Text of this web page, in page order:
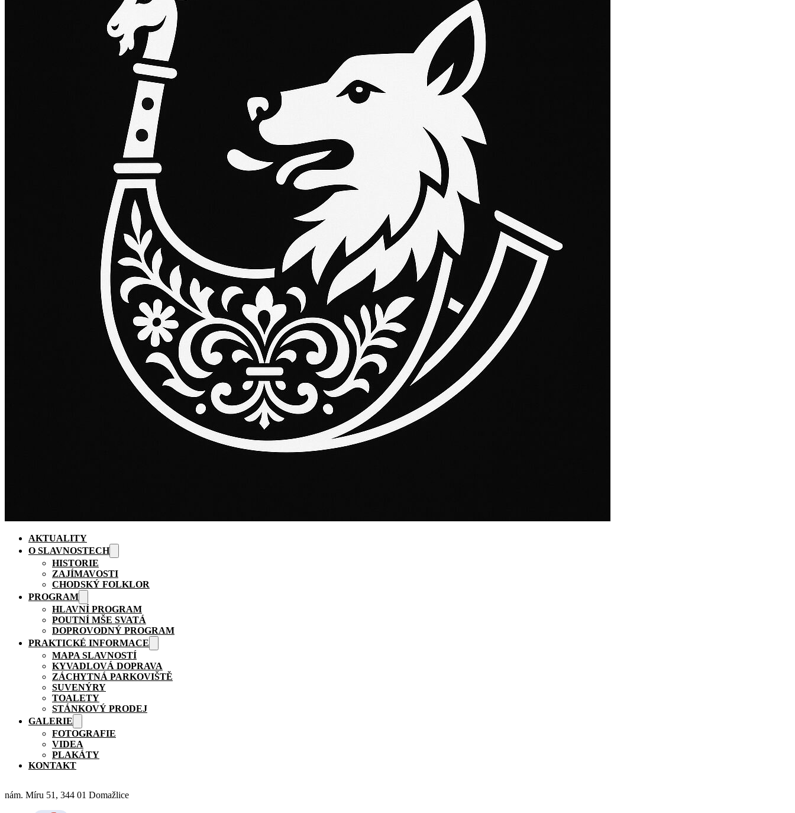
AKTUALITY
O SLAVNOSTECH
HISTORIE
ZAJÍMAVOSTI
CHODSKÝ FOLKLOR
PROGRAM
HLAVNÍ PROGRAM
POUTNÍ MŠE SVATÁ
DOPROVODNÝ PROGRAM
PRAKTICKÉ INFORMACE
MAPA SLAVNOSTÍ
KYVADLOVÁ DOPRAVA
ZÁCHYTNÁ PARKOVIŠTĚ
SUVENÝRY
TOALETY
STÁNKOVÝ PRODEJ
GALERIE
FOTOGRAFIE
VIDEA
PLAKÁTY
KONTAKT
nám. Míru 51, 344 01 Domažlice